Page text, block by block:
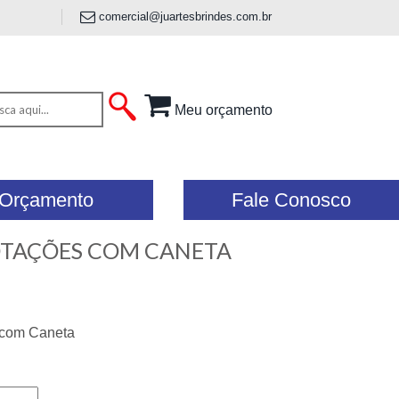
comercial@juartesbrindes.com.br
Meu orçamento
Orçamento Fale Conosco
COM CANETA
Caneta